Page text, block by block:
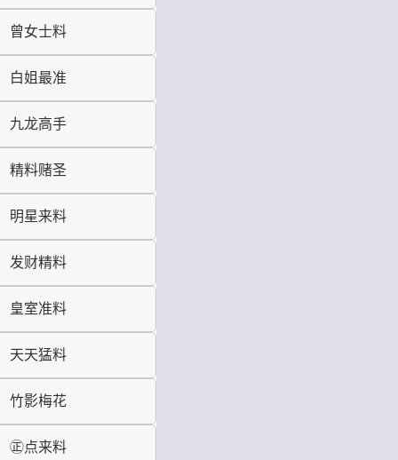
曾女士料
白姐最准
九龙高手
精料赌圣
明星来料
发财精料
皇室准料
天天猛料
竹影梅花
㊣点来料